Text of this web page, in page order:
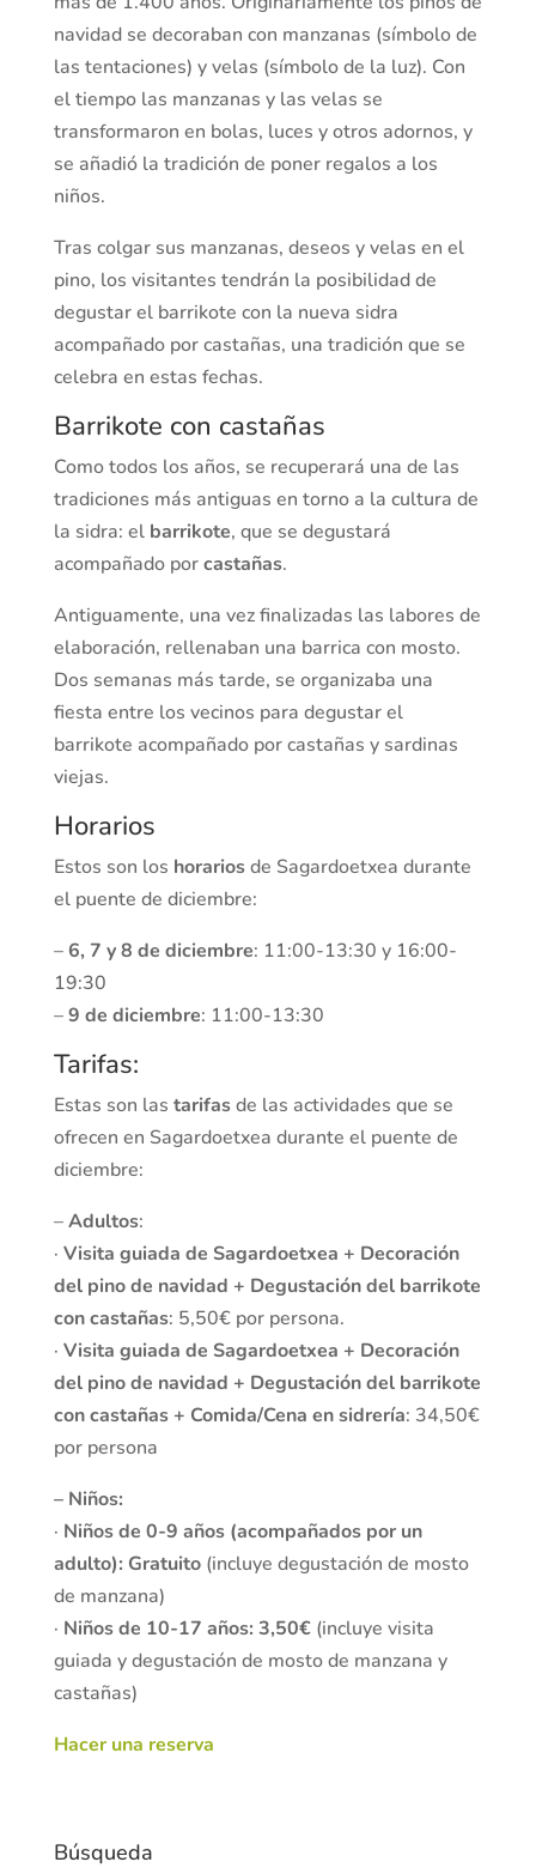
navidad se decoraban con manzanas (símbolo de
las tentaciones) y velas (símbolo de la luz). Con
el tiempo las manzanas y las velas se
transformaron en bolas, luces y otros adornos, y
se añadió la tradición de poner regalos a los
niños.
Tras colgar sus manzanas, deseos y velas en el
pino, los visitantes tendrán la posibilidad de
degustar el barrikote con la nueva sidra
acompañado por castañas, una tradición que se
celebra en estas fechas.
Barrikote con castañas
Como todos los años, se recuperará una de las
tradiciones más antiguas en torno a la cultura de
la sidra: el barrikote, que se degustará
acompañado porcastañas.
Antiguamente, una vez finalizadas las labores de
elaboración, rellenaban una barrica con mosto.
Dos semanas más tarde, se organizaba una
fiesta entre los vecinos para degustar el
barrikote acompañado por castañas y sardinas
viejas.
Horarios
Estos son los horariosde Sagardoetxea durante
el puente de diciembre:
–6, 7 y 8 de diciembre: 11:00-13:30 y 16:00-
19:30
–9 de diciembre: 11:00-13:30
Tarifas:
Estas son las tarifasde las actividades que se
ofrecen en Sagardoetxea durante el puente de
diciembre:
–Adultos:
· Visita guiada de Sagardoetxea + Decoración
del pino de navidad + Degustación del barrikote
con castañas: 5,50€ por persona.
· Visita guiada de Sagardoetxea + Decoración
del pino de navidad + Degustación del barrikote
con castañas + Comida/Cena en sidrería: 34,50€
por persona
– Niños:
· Niños de 0-9 años (acompañados por un
adulto): Gratuito(incluye degustación de mosto
de manzana)
· Niños de 10-17 años: 3,50€ (incluye visita
guiada y degustación de mosto de manzana y
castañas)
Hacer una reserva
Búsqueda